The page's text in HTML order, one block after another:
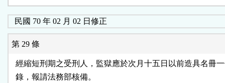
民國 70 年 02 月 02 日修正
第 29 條
經縮短刑期之受刑人，監獄應於次月十五日以前造具名冊
  錄，報請法務部核備。